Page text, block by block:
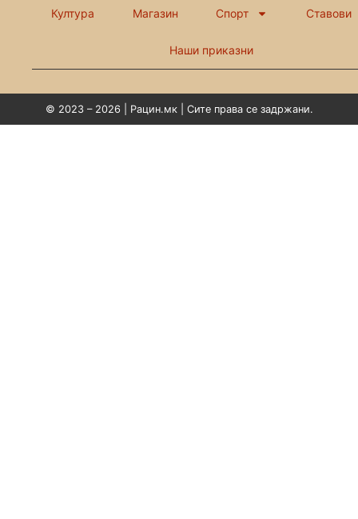
Култура Магазин Спорт Ставови
Наши приказни
© 2023 – 2026 | Рацин.мк | Сите права се задржани.